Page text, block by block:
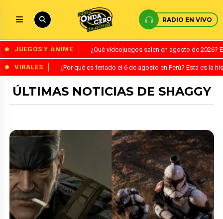
RADIO EN VIVO
JUEGOS Y ANIME ¿Qué videojuegos salen en agosto de
VIRALES ¿Por qué es feriado el 6 de agosto en Perú? Esta es la
ÚLTIMAS NOTICIAS DE SHAGGY